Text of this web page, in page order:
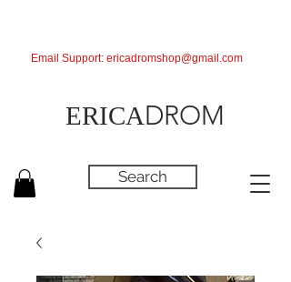
ERICADROM
Search
Email Support: ericadromshop@gmail.com